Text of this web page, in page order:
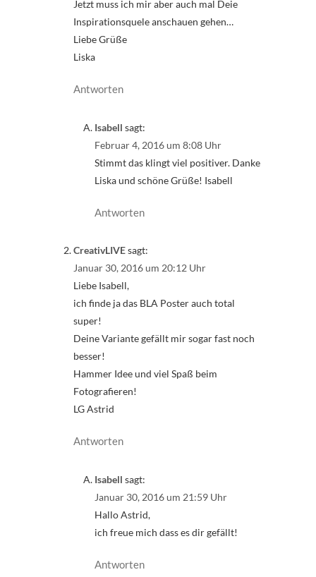
Jetzt muss ich mir aber auch mal Deie
Inspirationsquele anschauen gehen…
Liebe Grüße
Liska
Antworten
Isabell sagt:
Februar 4, 2016 um 8:08 Uhr
Stimmt das klingt viel positiver. Danke
Liska und schöne Grüße! Isabell
Antworten
CreativLIVEsagt:
Januar 30, 2016 um 20:12 Uhr
Liebe Isabell,
ich finde ja das BLA Poster auch total
super!
Deine Variante gefällt mir sogar fast noch
besser!
Hammer Idee und viel Spaß beim
Fotografieren!
LG Astrid
Antworten
Isabell sagt:
Januar 30, 2016 um 21:59 Uhr
Hallo Astrid,
ich freue mich dass es dir gefällt!
Antworten